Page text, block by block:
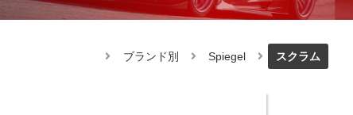
ブランド別 Spiegel スクラム